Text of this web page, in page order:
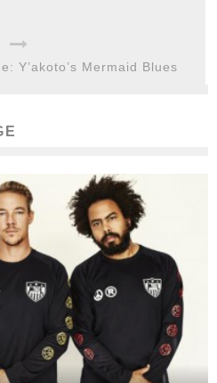
Y’akoto’s Mermaid Blues